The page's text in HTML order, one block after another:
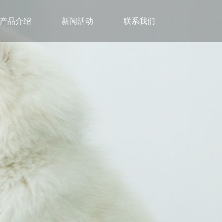
品介绍 新闻活动 联系我们
品介绍 新闻活动 联系我们